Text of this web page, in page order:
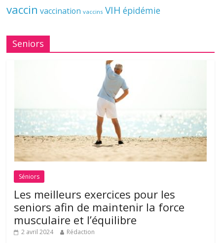
vaccin vaccination vaccins VIH épidémie
Seniors
Séniors
Les meilleurs exercices pour les
seniors afin de maintenir la force
musculaire et l’équilibre
2 avril 2024 Rédaction